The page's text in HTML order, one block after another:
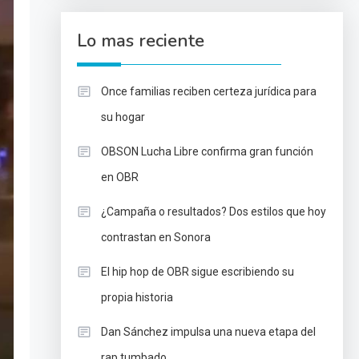
Lo mas reciente
Once familias reciben certeza jurídica para
su hogar
OBSON Lucha Libre confirma gran función
en OBR
¿Campaña o resultados? Dos estilos que hoy
contrastan en Sonora
El hip hop de OBR sigue escribiendo su
propia historia
Dan Sánchez impulsa una nueva etapa del